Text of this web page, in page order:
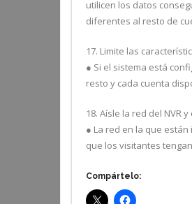
utilicen los datos
diferentes al resto de
17. Limite las
● Si el sistema está
resto y cada cuenta
18. Aísle la red del NVR y
● La red en la que
que los visitantes
Compártelo: